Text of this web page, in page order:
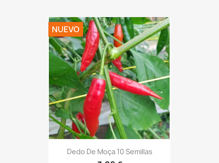
Dedo De Moça 10 Semillas
NUEVO